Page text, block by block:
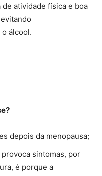
atividade física e boa
o álcool.
depois da menopausa;
provoca sintomas, por
é porque a